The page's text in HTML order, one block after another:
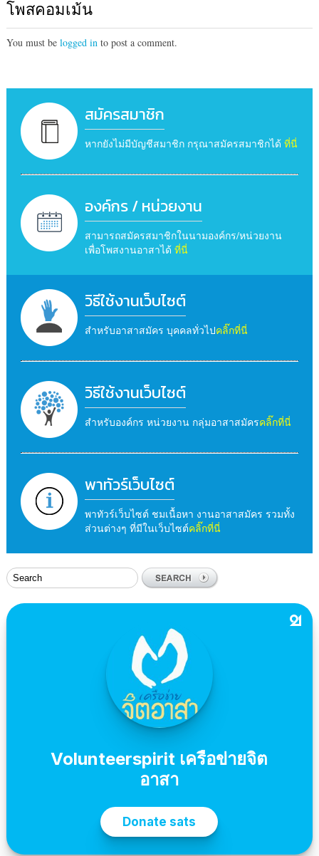
โพสคอมเม้น
You must be logged into post a comment.
สมัครสมาชิก
หากยังไม่มีบัญชีสมาชิก กรุณาสมัครสมาชิกได้ ที่นี่
องค์กร / หน่วยงาน
สามารถสมัครสมาชิกในนามองค์กร/หน่วยงาน
เพื่อโพสงานอาสาได้ ที่นี่
วิธีใช้งานเว็บไซต์
สำหรับอาสาสมัคร บุคคลทั่วไปคลิ๊กที่นี่
วิธีใช้งานเว็บไซต์
สำหรับองค์กร หน่วยงาน กลุ่มอาสาสมัครคลิ๊กที่นี่
พาทัวร์เว็บไซต์
พาทัวร์เว็บไซต์ ชมเนื้อหา งานอาสาสมัคร รวมทั้ง
ส่วนต่างๆ ที่มีในเว็บไซต์คลิ๊กที่นี่